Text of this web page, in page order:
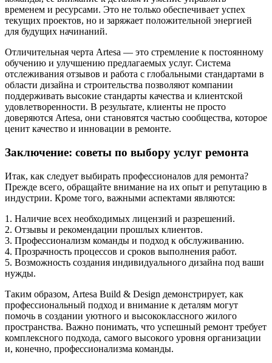
временем и ресурсами. Это не только обеспечивает успех
текущих проектов, но и заряжает положительной энергией
для будущих начинаний.
Отличительная черта Artesa — это стремление к постоянному
обучению и улучшению предлагаемых услуг. Система
отслеживания отзывов и работа с глобальными стандартами в
области дизайна и строительства позволяют компании
поддерживать высокие стандарты качества и клиентской
удовлетворенности. В результате, клиенты не просто
доверяются Artesa, они становятся частью сообщества, которое
ценит качество и инновации в ремонте.
Заключение: советы по выбору услуг ремонта
Итак, как следует выбирать профессионалов для ремонта?
Прежде всего, обращайте внимание на их опыт и репутацию в
индустрии. Кроме того, важными аспектами являются:
1. Наличие всех необходимых лицензий и разрешений.
2. Отзывы и рекомендации прошлых клиентов.
3. Профессионализм команды и подход к обслуживанию.
4. Прозрачность процессов и сроков выполнения работ.
5. Возможность создания индивидуального дизайна под ваши
нужды.
Таким образом, Artesa Build & Design демонстрирует, как
профессиональный подход и внимание к деталям могут
помочь в создании уютного и высококлассного жилого
пространства. Важно понимать, что успешный ремонт требует
комплексного подхода, самого высокого уровня организации
и, конечно, профессионализма команды.